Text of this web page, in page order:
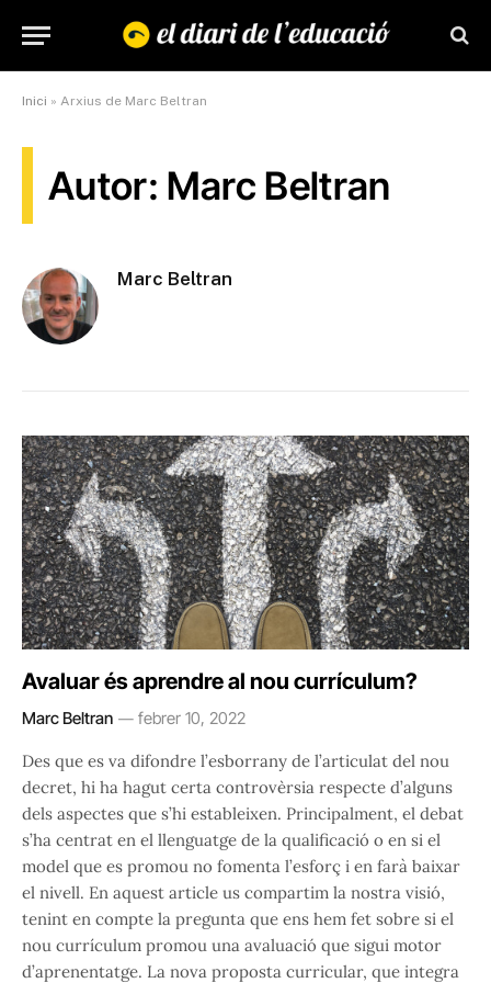
Inici » Arxius de Marc Beltran
Autor: Marc Beltran
Marc Beltran
Avaluar és aprendre al nou currículum?
Marc Beltran febrer 10, 2022
Des que es va difondre l’esborrany de l’articulat del nou
decret, hi ha hagut certa controvèrsia respecte d’alguns
dels aspectes que s’hi estableixen. Principalment, el debat
s’ha centrat en el llenguatge de la qualificació o en si el
model que es promou no fomenta l’esforç i en farà baixar
el nivell. En aquest article us compartim la nostra visió,
tenint en compte la pregunta que ens hem fet sobre si el
nou currículum promou una avaluació que sigui motor
d’aprenentatge. La nova proposta curricular, que integra